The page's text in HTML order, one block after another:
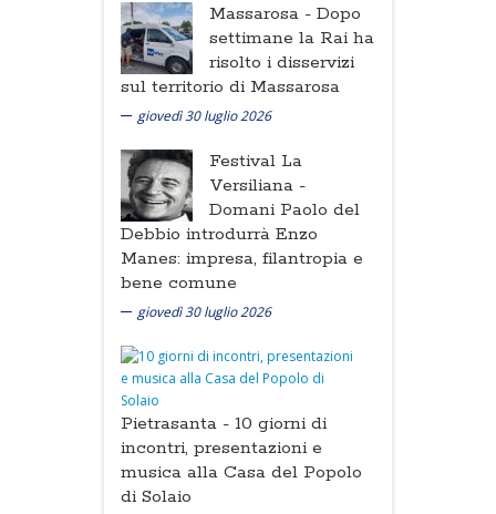
Massarosa - Dopo
settimane la Rai ha
risolto i disservizi
sul territorio di Massarosa
giovedì 30 luglio 2026
Festival La
Versiliana -
Domani Paolo del
Debbio introdurrà Enzo
Manes: impresa, filantropia e
bene comune
giovedì 30 luglio 2026
Pietrasanta - 10 giorni di
incontri, presentazioni e
musica alla Casa del Popolo
di Solaio